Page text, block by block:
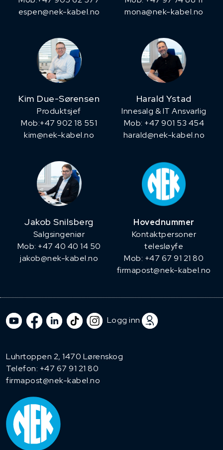
espen@nek-kabel.no
mona@nek-kabel.no
Kim Due-Sørensen
Produktsjef
​Mob:+47 902 18 551
kim@nek-kabel.no
Harald Ystad
Innesalg & IT Ansvarlig
Mob: +47 901 53 454
harald@nek-kabel.no
Jakob Snilsberg
​Salgsingeniør
Mob: +47 40 40 14 50
jakob@nek-kabel.no
Hovednummer
Kontaktpersoner
telesløyfe
Mob: +47 67 91 21 80
firmapost@nek-kabel.no
Logg inn
Luhrtoppen 2, 1470 Lørenskog
Telefon: +47 67 91 21 80
firmapost@nek-kabel.no